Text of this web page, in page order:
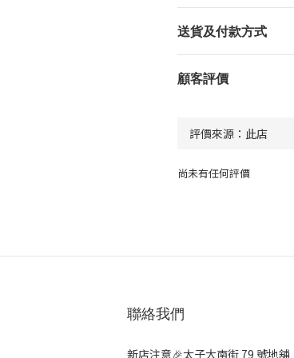
送貨及付款方式
顧客評價
尚未有任何評價
聯絡我們
新店注意🎉太子大南街 79 號地舖